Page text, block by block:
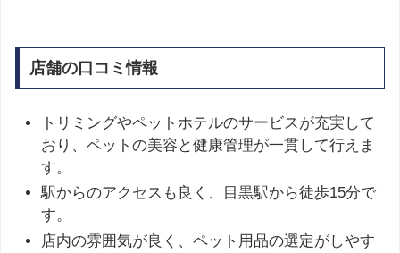
店舗の口コミ情報
トリミングやペットホテルのサービスが充実して
おり、ペットの美容と健康管理が一貫して行えま
す。
駅からのアクセスも良く、目黒駅から徒歩15分で
す。
店内の雰囲気が良く、ペット用品の選定がしやす